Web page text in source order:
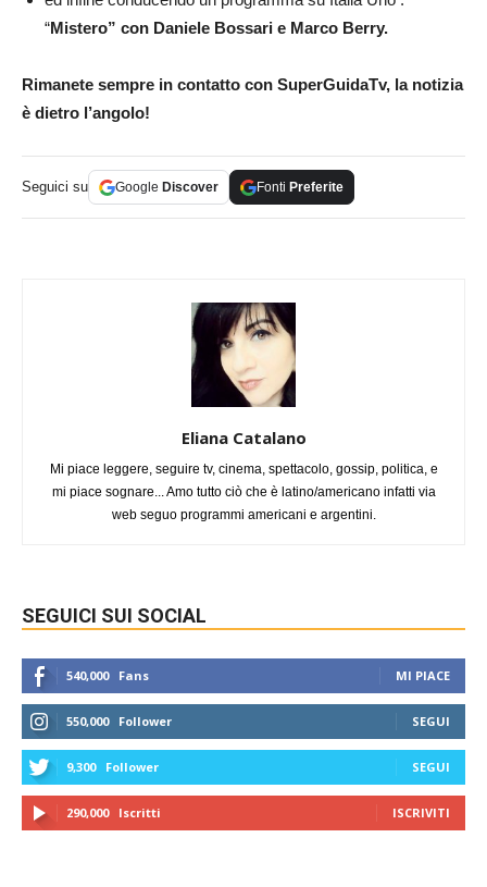
“Mistero” con Daniele Bossari e Marco Berry.
Rimanete sempre in contatto con SuperGuidaTv, la notizia
è dietro l’angolo!
Seguici su Google Discover Fonti Preferite
Eliana Catalano
Mi piace leggere, seguire tv, cinema, spettacolo, gossip, politica, e
mi piace sognare... Amo tutto ciò che è latino/americano infatti via
web seguo programmi americani e argentini.
SEGUICI SUI SOCIAL
540,000 Fans MI PIACE
550,000 Follower SEGUI
9,300 Follower SEGUI
290,000 Iscritti ISCRIVITI